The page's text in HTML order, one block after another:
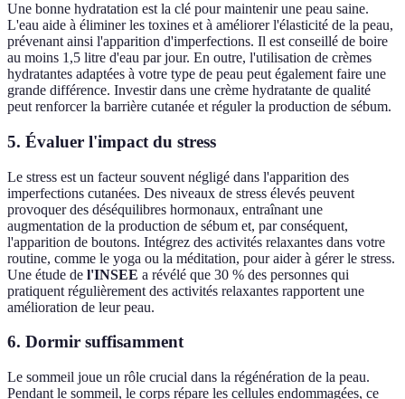
Une bonne hydratation est la clé pour maintenir une peau saine.
L'eau aide à éliminer les toxines et à améliorer l'élasticité de la peau,
prévenant ainsi l'apparition d'imperfections. Il est conseillé de boire
au moins 1,5 litre d'eau par jour. En outre, l'utilisation de crèmes
hydratantes adaptées à votre type de peau peut également faire une
grande différence. Investir dans une crème hydratante de qualité
peut renforcer la barrière cutanée et réguler la production de sébum.
5. Évaluer l'impact du stress
Le stress est un facteur souvent négligé dans l'apparition des
imperfections cutanées. Des niveaux de stress élevés peuvent
provoquer des déséquilibres hormonaux, entraînant une
augmentation de la production de sébum et, par conséquent,
l'apparition de boutons. Intégrez des activités relaxantes dans votre
routine, comme le yoga ou la méditation, pour aider à gérer le stress.
Une étude de l'INSEE a révélé que 30 % des personnes qui
pratiquent régulièrement des activités relaxantes rapportent une
amélioration de leur peau.
6. Dormir suffisamment
Le sommeil joue un rôle crucial dans la régénération de la peau.
Pendant le sommeil, le corps répare les cellules endommagées, ce